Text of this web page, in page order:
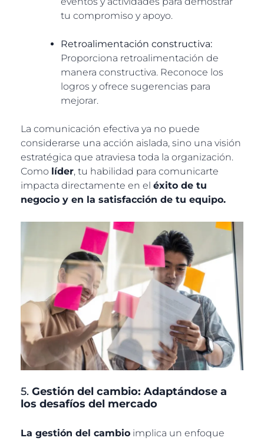
tu compromiso y apoyo.
Retroalimentación constructiva:
Proporciona retroalimentación de
manera constructiva. Reconoce los
logros y ofrece sugerencias para
mejorar.
La comunicación efectiva ya no puede
considerarse una acción aislada, sino una visión
estratégica que atraviesa toda la organización.
Como líder, tu habilidad para comunicarte
impacta directamente en el éxito de tu
negocio y en la satisfacción de tu equipo.
5. Gestión del cambio: Adaptándose a
los desafíos del mercado
La gestión del cambio implica un enfoque